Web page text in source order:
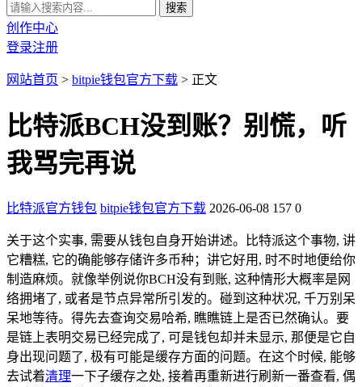
创作中心
登录注册
网站首页 > bitpie钱包官方下载 > 正文
比特派BCH没到账？别慌，听
我骂完再说
比特派官方钱包 bitpie钱包官方下载 2026-06-08 157 0
关于这个实事, 需要从钱包自身开始讲述。比特派这个事物, 讲
它糟糕, 它的确能够存储许多币种；讲它好用, 时不时地便给你
制造麻烦。就像举例说你BCH没有到账, 这种情形大概率是网
络拥堵了, 或者是节点异常所引发的。碰到这种状况, 千万别呆
呆地等待。得先去查询交易哈希, 瞧瞧链上是否已然确认。要
是链上表明交易已经完成了, 可是钱包却并未显示, 那便是它自
身出现问题了, 极有可能是缓存方面的问题。在这个时候, 能够
去试着清理一下子缓存之处, 接着再重新进行刷新一番查看, 偶